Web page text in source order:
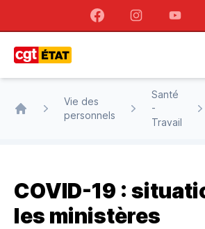
FacebookInstagram
Vie des
personnels
Santé
-
Travail
COVID-19 :
les ministères